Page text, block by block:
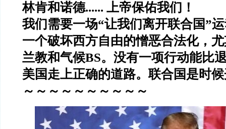
林肯和诺德...... 上帝保佑我们！
我们需要一场“让我们离开联合国”
一个破坏西方自由的憎恶合法化，
兰教和气候BS。没有一项行动能比
美国走上正确的道路。联合国是时
～～～～～～～～～～